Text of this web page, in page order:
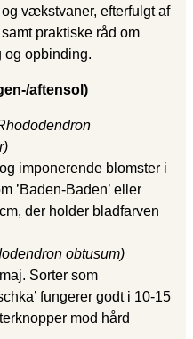
vækstvaner, efterfulgt af
praktiske råd om
opbinding.
aftensol)
imponerende blomster i
’Baden-Baden’ eller
der holder bladfarven
obtusum)
Sorter som
fungerer godt i 10-15
mod hård